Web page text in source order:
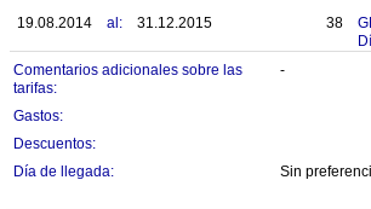
19.08.2014 al: 31.12.2015 38
Comentarios adicionales sobre las
tarifas:
-
Gastos:
Descuentos:
Día de llegada:
Sin